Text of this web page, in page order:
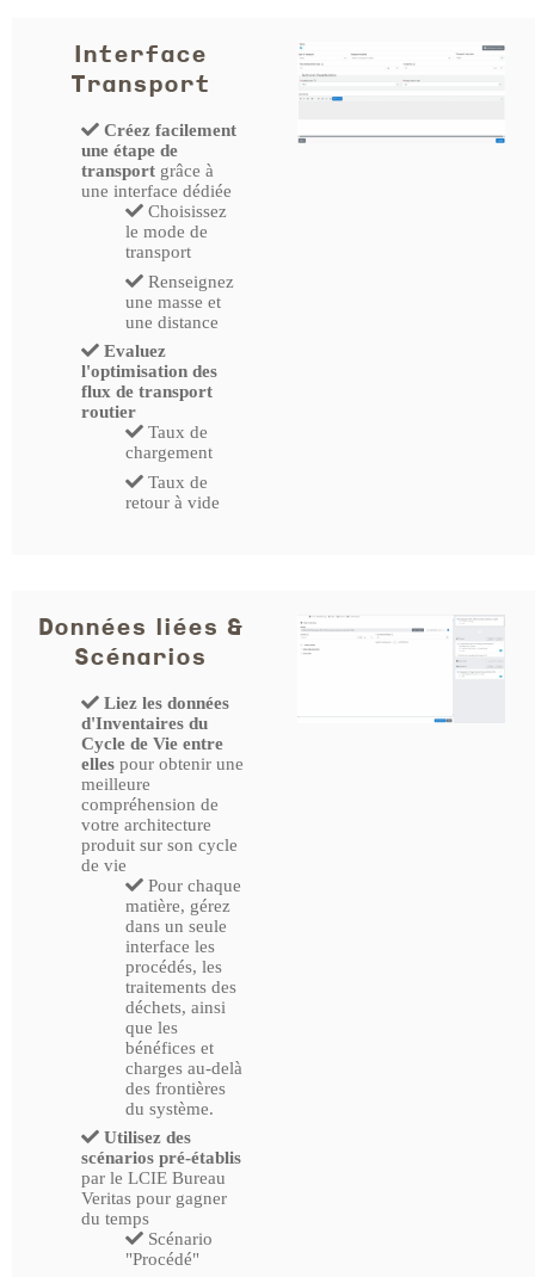
Interface
Transport
Créez facilement
une étape de
transportgrâce à
une interface dédiée
Choisissez
le mode de
transport
Renseignez
une masse et
une distance
Evaluez
l'optimisation des
flux de transport
routier
Taux de
chargement
Taux de
retour à vide
Données liées &
Scénarios
Liez les données
d'Inventaires du
Cycle de Vie entre
ellespour obtenir une
meilleure
compréhension de
votre architecture
produit sur son cycle
de vie
Pour chaque
matière, gérez
dans un seule
interface les
procédés, les
traitements des
déchets, ainsi
que les
bénéfices et
charges au-delà
des frontières
du système.
Utilisez des
scénarios pré-établis
par le LCIE Bureau
Veritas pour gagner
du temps
Scénario
"Procédé"